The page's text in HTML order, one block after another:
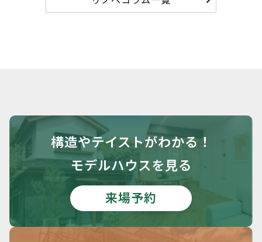
構造やテイストがわかる！
モデルハウスを見る
来場予約